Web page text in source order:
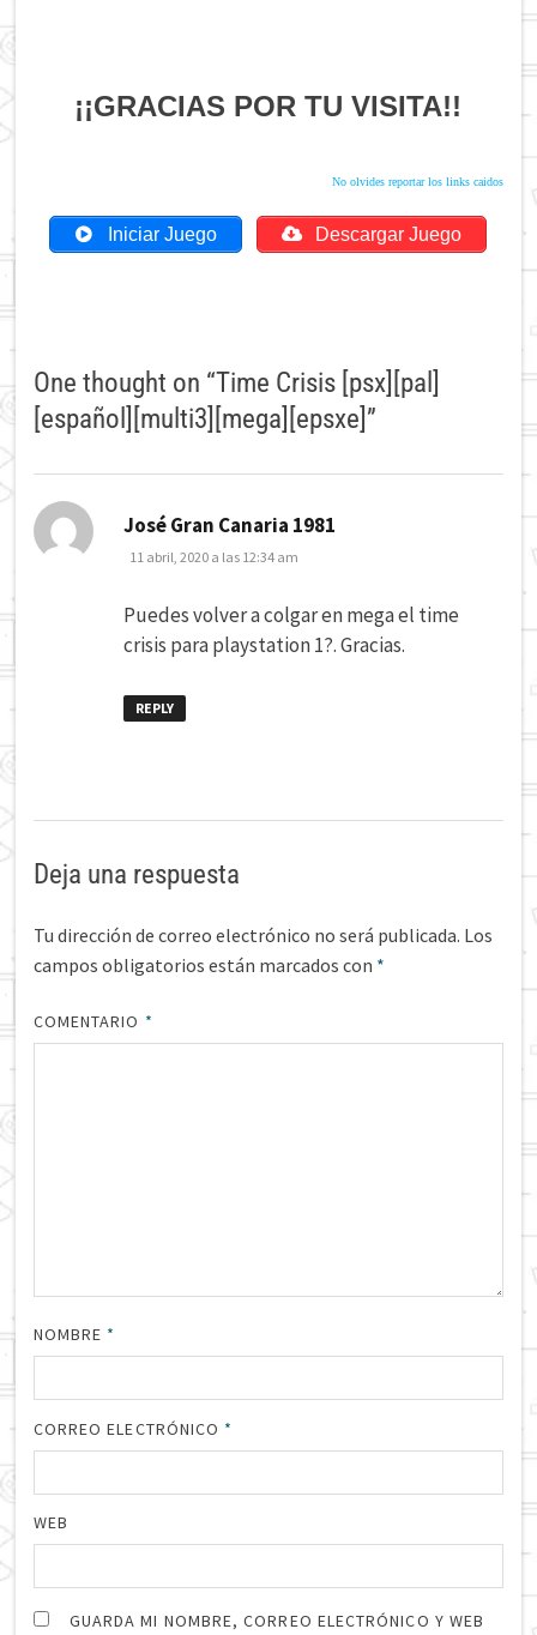
¡¡GRACIAS POR TU VISITA!!
No olvides reportar los links caidos
Iniciar Juego Descargar Juego
One thought on “Time Crisis [psx][pal]
[español][multi3][mega][epsxe] ”
José Gran Canaria 1981
11 abril, 2020 a las 12:34 am
Puedes volver a colgar en mega el time
crisis para playstation 1?. Gracias.
REPLY
Deja una respuesta
Tu dirección de correo electrónico no será publicada. Los
campos obligatorios están marcados con *
COMENTARIO *
NOMBRE *
CORREO ELECTRÓNICO *
WEB
GUARDA MI NOMBRE, CORREO ELECTRÓNICO Y WEB